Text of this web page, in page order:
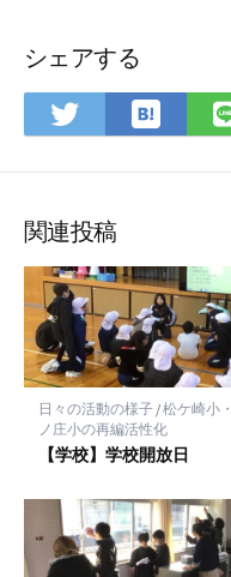
シェアする
Twitter
で
ア
は
て
マ
ー
ク
に
保
存
関連投稿
日々の活動の様子/松ケ崎小
ノ庄小の再編活性化
【学校】学校開放日